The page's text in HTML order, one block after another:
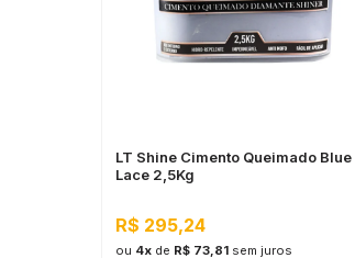
LT Shine Cimento Queimado Blue
Lace 2,5Kg
R$ 295,24
ou 4x de R$ 73,81 sem juros